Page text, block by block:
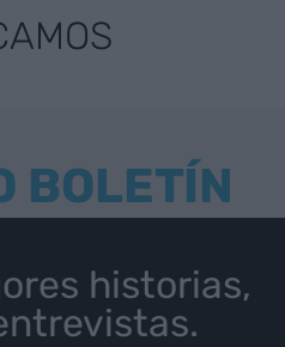
BOLETÍN
historias,